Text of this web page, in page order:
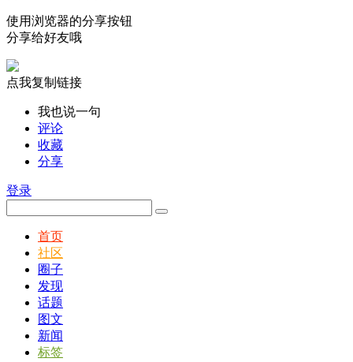
使用浏览器的分享按钮
分享给好友哦
点我复制链接
我也说一句
评论
收藏
分享
登录
首页
社区
圈子
发现
话题
图文
新闻
标签